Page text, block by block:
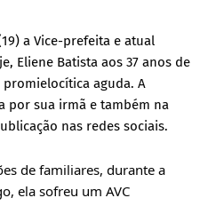
a Vice-prefeita e atual
Eliene Batista aos 37 anos de
aguda. A
por sua irmã e também na
nas redes sociais.
de familiares, durante a
ela sofreu um AVC